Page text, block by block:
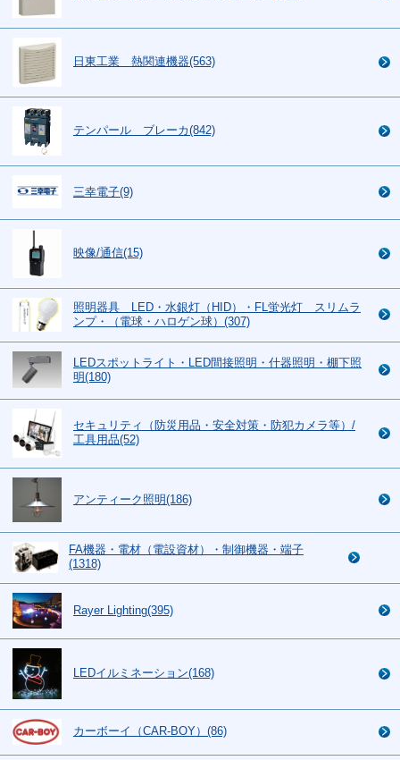
日東工業 熱関連機器(563)
テンパール ブレーカ(842)
三幸電子(9)
映像/通信(15)
照明器具 LED・水銀灯（HID）・FL蛍光灯 スリムラ
ンプ・（電球・ハロゲン球）(307)
LEDスポットライト・LED間接照明・什器照明・棚下照
明(180)
セキュリティ（防災用品・安全対策・防犯カメラ等）/
工具用品(52)
アンティーク照明(186)
FA機器・電材（電設資材）・制御機器・端子
(1318)
Rayer Lighting(395)
LEDイルミネーション(168)
カーボーイ（CAR-BOY）(86)